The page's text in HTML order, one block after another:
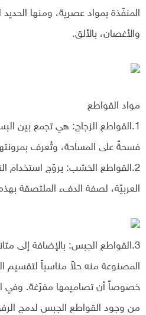
المنفّذة بمواد عصرية، ومنها
والأغصان، بالألق.
مواد القواطع
1.القواطع الزجاج: هي تجمع بين
فسحةً على المساحة، وتُعرف
2.القواطع الخشب: يروّج استخدام
العربيّة، لصفة الدفء الملتصقة
3.القواطع الجبس: بالإضافة إلى
المصنوعة منه حلاً مناسباً
خصوصاً أن تصاميمها مفرّغة. وفي
من وجود القواطع الجبس لدمج